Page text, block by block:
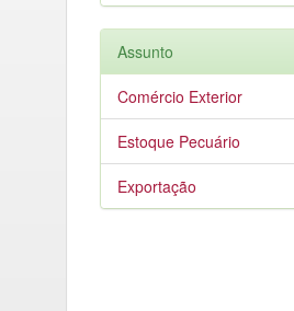
Assunto
Comércio Exterior
Estoque Pecuário
Exportação